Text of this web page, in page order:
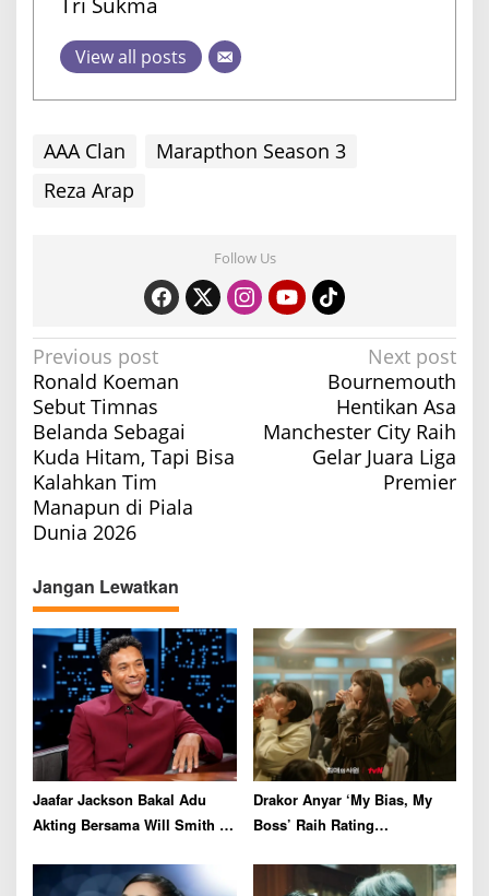
View all posts
AAA Clan
Marapthon Season 3
Reza Arap
Follow Us
P
o
s
t
n
a
v
i
g
a
t
i
o
n
Previous post
Ronald Koeman
Sebut Timnas
Belanda Sebagai
Kuda Hitam, Tapi Bisa
Kalahkan Tim
Manapun di Piala
Dunia 2026
Next post
Bournemouth
Hentikan Asa
Manchester City Raih
Gelar Juara Liga
Premier
Jangan Lewatkan
Jaafar Jackson Bakal Adu
Akting Bersama Will Smith di
Drakor Anyar ‘My Bias, My
Boss’ Raih Rating